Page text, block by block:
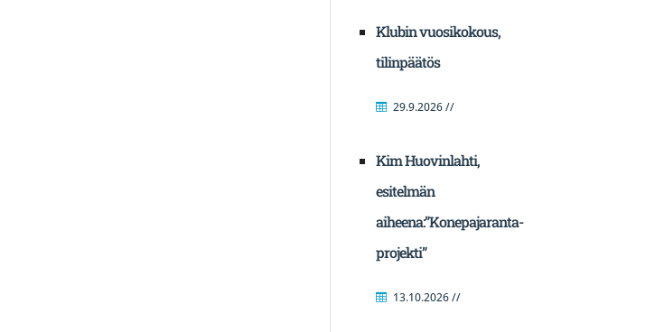
Klubin vuosikokous,
tilinpäätös
29.9.2026 //
Kim Huovinlahti,
esitelmän
aiheena:”Konepajaranta-
projekti”
13.10.2026 //